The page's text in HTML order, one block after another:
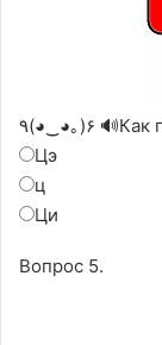
Цэ
ц
Ци
Вопрос 5.